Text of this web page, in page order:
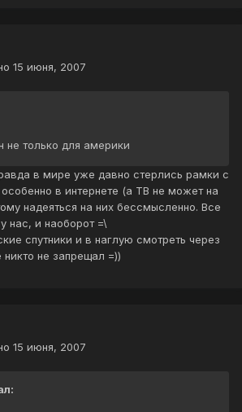
15 июня, 2007
не только для америки
в мире уже давно стерлись рамки с
в интернете (а ТВ не может на
надеяться на них бессмысленно. Все
нас, и наоборот =\
спутники и в наглую смотреть через
не запрещал =))
15 июня, 2007